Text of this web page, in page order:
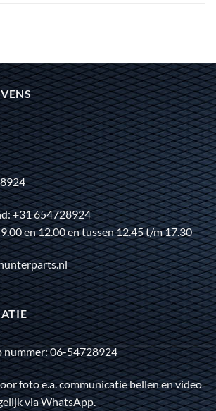
+31 654728924
en 12.00 en tussen 12.45 t/m 17.30
nummer: 06-54728924
foto e.a. communicatie bellen en video
via WhatsApp.